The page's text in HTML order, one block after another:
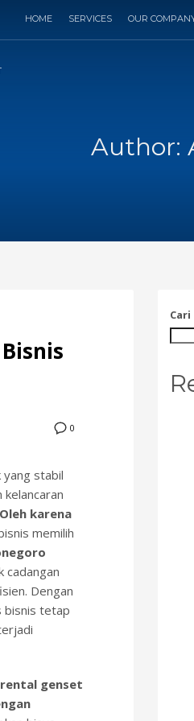
&FREEshipment
Mon-
Sat -
HOME SERVICES OUR
Author:
0
stabil
Oleh karena
memilih
cadangan
Dengan
bisnis tetap
rental genset
Cari